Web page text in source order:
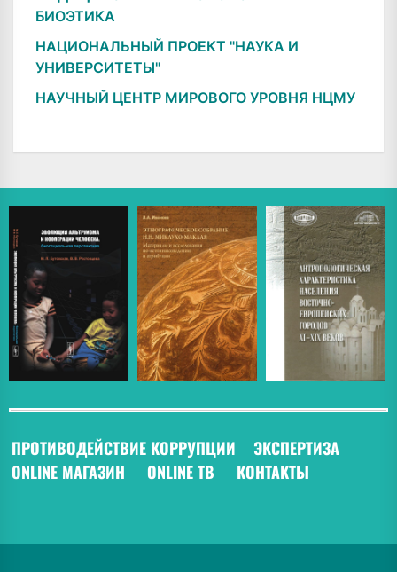
БИОЭТИКА
НАЦИОНАЛЬНЫЙ ПРОЕКТ "НАУКА И
УНИВЕРСИТЕТЫ"
НАУЧНЫЙ ЦЕНТР МИРОВОГО УРОВНЯ НЦМУ
ПРОТИВОДЕЙСТВИЕ КОРРУПЦИИ ЭКСПЕРТИЗА
ONLINE МАГАЗИН
ONLINE ТВ КОНТАКТЫ